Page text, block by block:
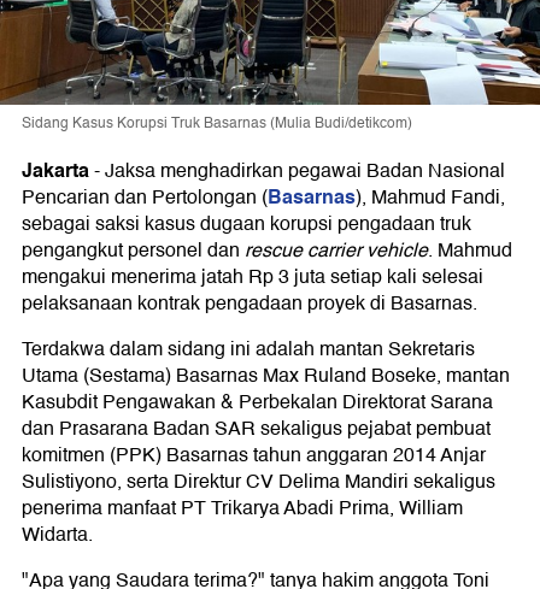
Sidang Kasus Korupsi Truk Basarnas (Mulia Budi/detikcom)
Jakarta-Jaksa menghadirkan pegawai Badan Nasional
Pencarian dan Pertolongan (Basarnas), Mahmud Fandi,
sebagai saksi kasus dugaan korupsi pengadaan truk
pengangkut personel dan rescue carrier vehicle. Mahmud
mengakui menerima jatah Rp 3 juta setiap kali selesai
pelaksanaan kontrak pengadaan proyek di Basarnas.
Terdakwa dalam sidang ini adalah mantan Sekretaris
Utama (Sestama) Basarnas Max Ruland Boseke, mantan
Kasubdit Pengawakan & Perbekalan Direktorat Sarana
dan Prasarana Badan SAR sekaligus pejabat pembuat
komitmen (PPK) Basarnas tahun anggaran 2014 Anjar
Sulistiyono, serta Direktur CV Delima Mandiri sekaligus
penerima manfaat PT Trikarya Abadi Prima, William
Widarta.
"Apa yang Saudara terima?" tanya hakim anggota Toni